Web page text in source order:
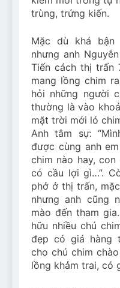
trùng, trứng kiến.
Mặc dù khá
nhưng anh
Tiến cách thị trấn
mang lồng chim
hỏi những người
thường là vào
mặt trời mới ló
Anh tâm sự:
được cùng anh
chim nào hay,
có cầu lợi gì…”.
phở ở thị trấn,
nhưng anh cũng
mào đến tham
hữu nhiều chú
đẹp có giá hàng
cho chú chim
lồng khảm trai, có